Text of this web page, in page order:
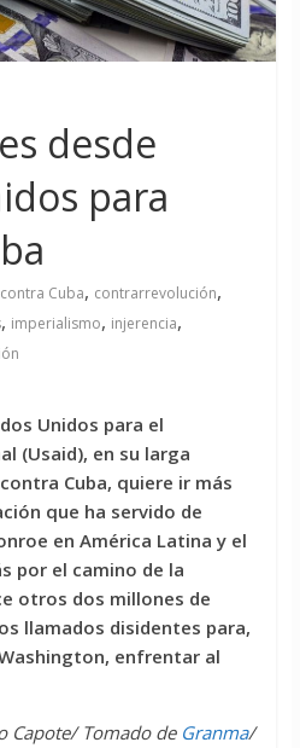
desde
para
Cuba, contrarrevolución,
, imperialismo, injerencia,
Unidos para el
(Usaid), en su larga
Cuba, quiere ir más
que ha servido de
en América Latina y el
por el camino de la
otros dos millones de
llamados disidentes para,
enfrentar al
Capote/ Tomado de Granma/